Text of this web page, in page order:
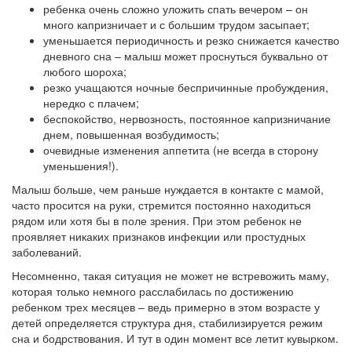
ребенка очень сложно уложить спать вечером – он
много капризничает и с большим трудом засыпает;
уменьшается периодичность и резко снижается качество
дневного сна – малыш может проснуться буквально от
любого шороха;
резко учащаются ночные беспричинные пробуждения,
нередко с плачем;
беспокойство, нервозность, постоянное капризничание
днем, повышенная возбудимость;
очевидные изменения аппетита (не всегда в сторону
уменьшения!).
Малыш больше, чем раньше нуждается в контакте с мамой,
часто просится на руки, стремится постоянно находиться
рядом или хотя бы в поле зрения. При этом ребенок не
проявляет никаких признаков инфекции или простудных
заболеваний.
Несомненно, такая ситуация не может не встревожить маму,
которая только немного расслабилась по достижению
ребенком трех месяцев – ведь примерно в этом возрасте у
детей определяется структура дня, стабилизируется режим
сна и бодрствования. И тут в один момент все летит кувырком.